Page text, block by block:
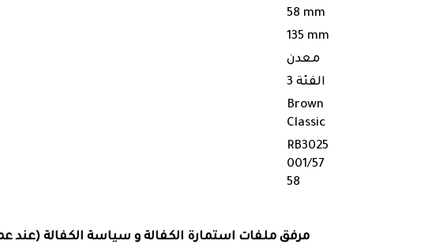
58 mm
135 mm
معدن
الفئة 3
Brown
Classic
RB3025
001/57
58
مرفق ملفات استمارة الكفالة و سياسة الكفالة (عند